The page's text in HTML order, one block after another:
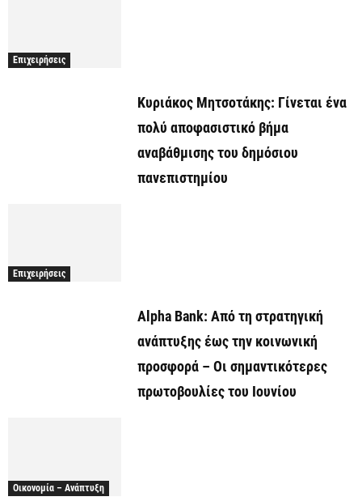
Επιχειρήσεις
Κυριάκος Μητσοτάκης: Γίνεται ένα
πολύ αποφασιστικό βήμα
αναβάθμισης του δημόσιου
πανεπιστημίου
Επιχειρήσεις
Alpha Bank: Από τη στρατηγική
ανάπτυξης έως την κοινωνική
προσφορά – Οι σημαντικότερες
πρωτοβουλίες του Ιουνίου
Οικονομία – Ανάπτυξη